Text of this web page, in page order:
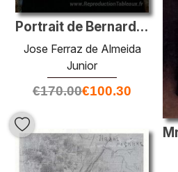
Portrait de Bernardino de Campos
Jose Ferraz de Almeida
Junior
€170.00€100.30